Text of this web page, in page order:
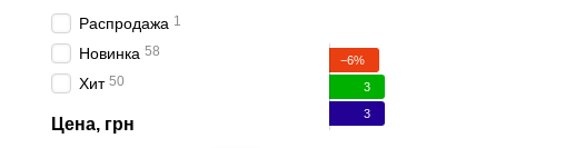
−6%
3
3
Распродажа 1
Новинка 58
Хит 50
Цена, грн